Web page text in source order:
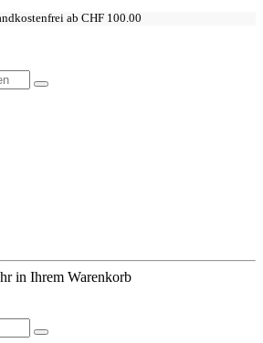
ab CHF 100.00
in Ihrem Warenkorb